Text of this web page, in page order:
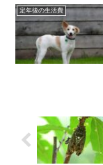
定年後の生活費